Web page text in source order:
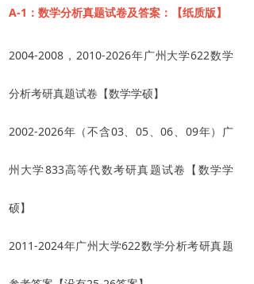
A-1：数学分析真题试卷及答案：【纸质版】
2004-2008，2010-2026年广州大学622数学
分析考研真题试卷【数学学硕】
2002-2026年（不含03、05、06、09年）广
州大学833高等代数考研真题试卷【数学学
硕】
2011-2024年广州大学622数学分析考研真题